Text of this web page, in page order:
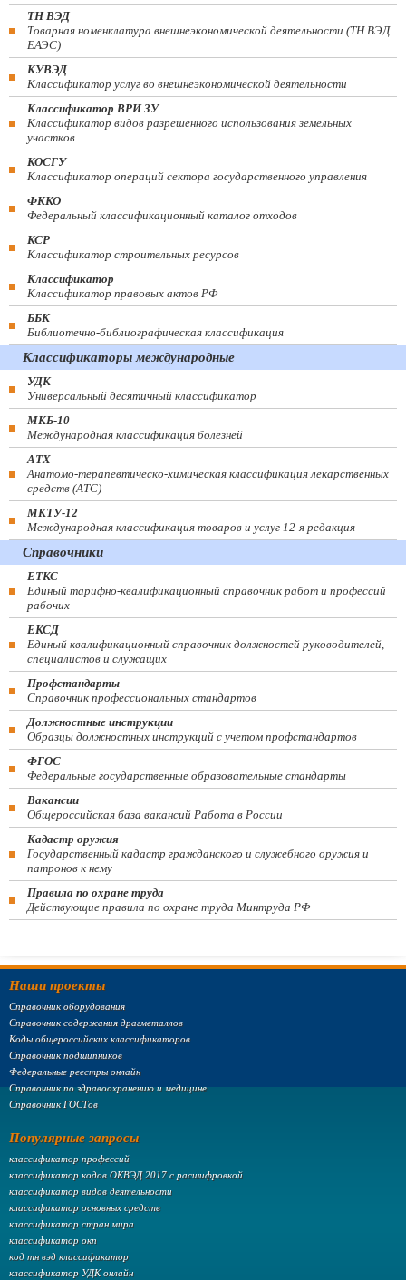
ТН ВЭД
Товарная номенклатура внешнеэкономической деятельности (ТН ВЭД
ЕАЭС)
КУВЭД
Классификатор услуг во внешнеэкономической деятельности
Классификатор ВРИ ЗУ
Классификатор видов разрешенного использования земельных
участков
КОСГУ
Классификатор операций сектора государственного управления
ФККО
Федеральный классификационный каталог отходов
КСР
Классификатор строительных ресурсов
Классификатор
Классификатор правовых актов РФ
ББК
Библиотечно-библиографическая классификация
Классификаторы международные
УДК
Универсальный десятичный классификатор
МКБ-10
Международная классификация болезней
АТХ
Анатомо-терапевтическо-химическая классификация лекарственных
средств (ATC)
МКТУ-12
Международная классификация товаров и услуг 12-я редакция
Справочники
ЕТКС
Единый тарифно-квалификационный справочник работ и профессий
рабочих
ЕКСД
Единый квалификационный справочник должностей руководителей,
специалистов и служащих
Профстандарты
Справочник профессиональных стандартов
Должностные инструкции
Образцы должностных инструкций с учетом профстандартов
ФГОС
Федеральные государственные образовательные стандарты
Вакансии
Общероссийская база вакансий Работа в России
Кадастр оружия
Государственный кадастр гражданского и служебного оружия и
патронов к нему
Правила по охране труда
Действующие правила по охране труда Минтруда РФ
Наши проекты
Справочник оборудования
Справочник содержания драгметаллов
Коды общероссийских классификаторов
Справочник подшипников
Федеральные реестры онлайн
Справочник по здравоохранению и медицине
Справочник ГОСТов
Популярные запросы
классификатор профессий
классификатор кодов ОКВЭД 2017 с расшифровкой
классификатор видов деятельности
классификатор основных средств
классификатор стран мира
классификатор окп
код тн вэд классификатор
классификатор УДК онлайн